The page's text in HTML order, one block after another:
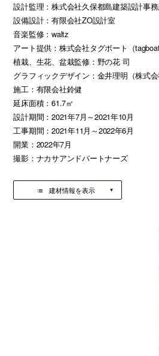
設計監理：株式会社久保都島建築設計事
設備設計：有限会社ZO設計室
音楽監修：waltz
アート提供：株式会社タグボート（tagboat
植栽、生花、盆栽監修：野の花 司
グラフィックデザイン：金井理明（株式会
施工：有限会社鈴健
延床面積：61.7㎡
設計期間：2021年7月～2021年10月
工事期間：2021年11月～2022年6月
開業：2022年7月
撮影：ナカサアンドパートナーズ
建材情報を表示